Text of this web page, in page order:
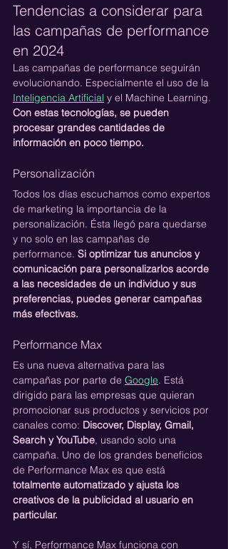
Tendencias a considerar para
las campañas de performance
en 2024
Las campañas de performance seguirán
evolucionando. Especialmente el uso de la
Inteligencia Artificial y el Machine Learning.
Con estas tecnologías, se pueden
procesar grandes cantidades de
información en poco tiempo.
Personalización
Todos los días escuchamos como expertos
de marketing la importancia de la
personalización. Ésta llegó para quedarse
y no solo en las campañas de
performance. Si optimizar tus anuncios y
comunicación para personalizarlos acorde
a las necesidades de un individuo y sus
preferencias, puedes generar campañas
más efectivas.
Performance Max
Es una nueva alternativa para las
campañas por parte de Google. Está
dirigido para las empresas que quieran
promocionar sus productos y servicios por
canales como: Discover, Display, Gmail,
Search y YouTube, usando solo una
campaña. Uno de los grandes beneficios
de Performance Max es que está
totalmente automatizado y ajusta los
creativos de la publicidad al usuario en
particular.
Y sí, Performance Max funciona con